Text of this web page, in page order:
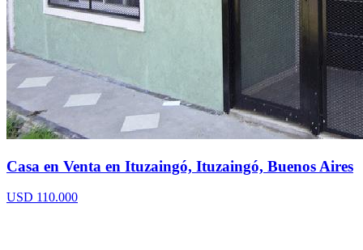
Casa en Venta en Ituzaingó, Ituzaingó, Buenos Aires
USD 110.000